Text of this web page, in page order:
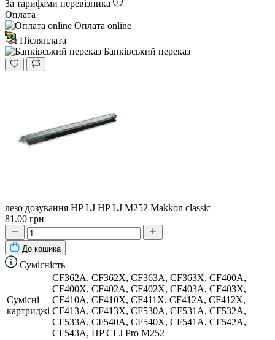
За тарифами перевізника
Оплата
Оплата online
Післяплата
Банківський переказ
лезо дозування HP LJ HP LJ М252 Makkon classic
81.00 грн
До кошика
Сумісність
Сумісні
картриджі
CF362A, CF362X, CF363A, CF363X, CF400A,
CF400X, CF402A, CF402X, CF403A, CF403X,
CF410A, CF410X, CF411X, CF412A, CF412X,
CF413A, CF413X, CF530A, CF531A, CF532A,
CF533A, CF540A, CF540X, CF541A, CF542A,
CF543A, HP CLJ Pro M252